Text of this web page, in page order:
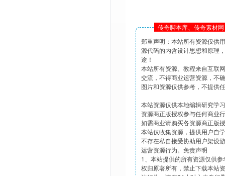
传奇脚本库、传奇素材
郑重声明：本站所有资源仅供
源代码的内含设计思想和原理
途！
本站所有资源、教程来自互联
交流，不得商业运营资源，不
图片和资源仅供参考，不提供
本站资源仅供本地编辑研究学
资源商正版授权参与任何商业
如需商业请购买各资源商正版
本站仅收集资源，提供用户自
不存在私自接受协助用户架设
运营资源行为。免责声明
1、本站提供的所有资源仅供
权归原著所有，禁止下载本站